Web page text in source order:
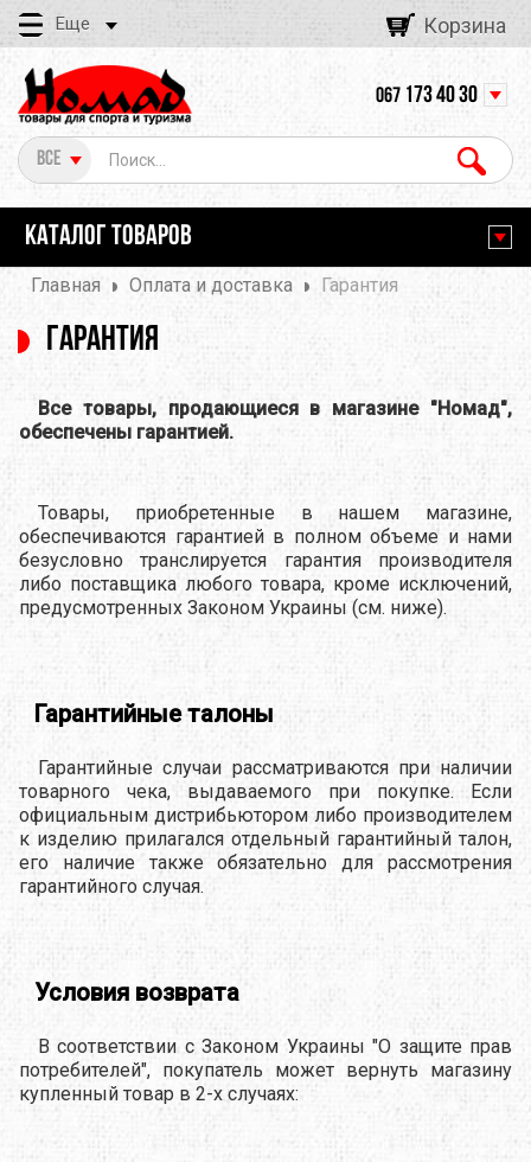
Еще Корзина
Все
067 173 40 30
КАТАЛОГ ТОВАРОВ
Главная Оплата и доставка Гарантия
Гарантия
Все товары, продающиеся в магазине "Номад",
обеспечены гарантией.
Товары, приобретенные в нашем магазине,
обеспечиваются гарантией в полном объеме и нами
безусловно транслируется гарантия производителя
либо поставщика любого товара, кроме исключений,
предусмотренных Законом Украины (см. ниже).
Гарантийные талоны
Гарантийные случаи рассматриваются при наличии
товарного чека, выдаваемого при покупке. Если
официальным дистрибьютором либо производителем
к изделию прилагался отдельный гарантийный талон,
его наличие также обязательно для рассмотрения
гарантийного случая.
Условия возврата
В соответствии с Законом Украины "О защите прав
потребителей", покупатель может вернуть магазину
купленный товар в 2-х случаях: